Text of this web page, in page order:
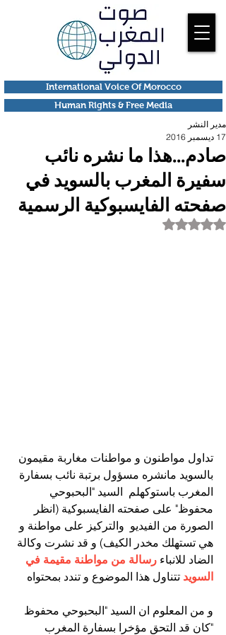
Human Rights & Free Media
International Voice Of Morocco
صادم...هذا ما نشره نائب
سفيرة المغرب بالسويد في
صفحته الفايسبوكية الرسمية
مدير النشر
17 ديسمبر 2016
تم التقييم بـ ليس رقمًا من أصل 5 نجوم.
تداول مواطنون و مواطنات مغاربة مقيمون
بالسويد مانشره مسؤول برتبة نائب بسفارة
المغرب باستوكهلم  السيد "البحبوحي
محفوظ" على صفحته الفايسبوكية (انظر
الصورة من الفيديو  والتركيز على مواطنة و
هي تستهلك مخدر الكيف) و قد نشرت وكالة
الضاد للانباء رسالة من مواطنة مقيمة في
السويد تتناول هذا الموضوع و تندد بمحتواه
و من المعلوم ان السيد "البحبوحي محفوظ
"كان قد التحق مؤخرا بسفارة المغرب